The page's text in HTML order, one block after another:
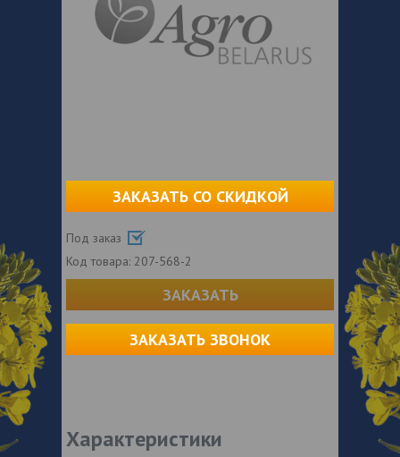
ЗАКАЗАТЬ СО СКИДКОЙ
Под заказ
Код товара: 207-568-2
ЗАКАЗАТЬ
ЗАКАЗАТЬ ЗВОНОК
Характеристики